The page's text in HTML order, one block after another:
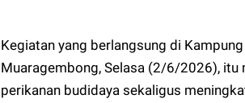
Kegiatan yang berlangsung di
Muaragembong, Selasa (2/6/2026),
perikanan budidaya sekaligus